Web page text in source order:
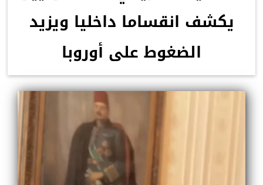
يكشف انقساما داخليا ويزيد
الضغوط على أوروبا